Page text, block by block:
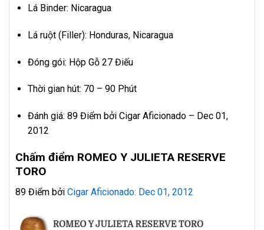
Lá Binder: Nicaragua
Lá ruột (Filler): Honduras, Nicaragua
Đóng gói: Hộp Gỗ 27 Điếu
Thời gian hút: 70 – 90 Phút
Đánh giá: 89 Điểm bởi Cigar Aficionado – Dec 01,
2012
Chấm điểm ROMEO Y JULIETA RESERVE
TORO
89 Điểm bởi Cigar Aficionado: Dec 01, 2012